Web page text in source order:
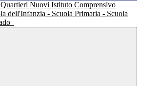
Istituto Comprensivo
dell'Infanzia - Scuola Primaria - Scuola